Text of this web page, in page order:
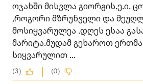
ოჯახში მისვლა გიორგის.ე.ი.
,როგორი მზრუნველი და
მოსიყვარულეა .დღეს ესაა
მარიტა.მუდამ გეხაროთ
სიყვარულით ...
(3) (0)